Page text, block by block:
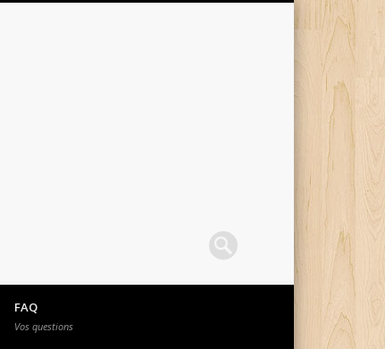
FAQ
Vos questions